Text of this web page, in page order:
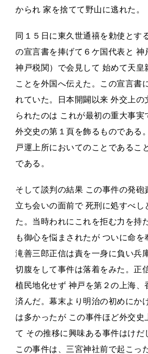
かられ 家を捨てて野山に逃れた。
同１５日に東久世通禧を勅使とす
の宣言書を捧げて６ケ国代表と 神
神戸税関）で会見して 始めて天皇
ことを外国へ伝えた。この宣言書
れていた。日本開闢以来 外交上の
られたのは これが最初の重大事実
外交史の第１頁を飾るものである
戸運上所においてのことであるこ
である。
そして談判の結果 この事件の発砲
立ち会いの面前で 死刑に処すべし
た。当時われにこれを拒む力を持
も御心を悩まされたが ついに命を
滝善三郎正信は責を一身に負い兵
切腹をして事件は落着をみた。正
植民地化せず 神戸を第２の上海、
済んだ。幕末より明治の初めにか
は多かったが この事件ほど外交史
て その推移に興味ある事件はけだ
この事件は、三宮神社前で起こっ